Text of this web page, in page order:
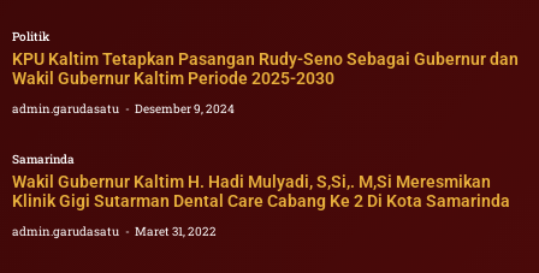
Politik
KPU Kaltim Tetapkan Pasangan Rudy-Seno Sebagai Gubernur dan
Wakil Gubernur Kaltim Periode 2025-2030
admin.garudasatu Desember 9, 2024
Samarinda
Wakil Gubernur Kaltim H. Hadi Mulyadi, S,Si,. M,Si Meresmikan
Klinik Gigi Sutarman Dental Care Cabang Ke 2 Di Kota Samarinda
admin.garudasatu Maret 31, 2022